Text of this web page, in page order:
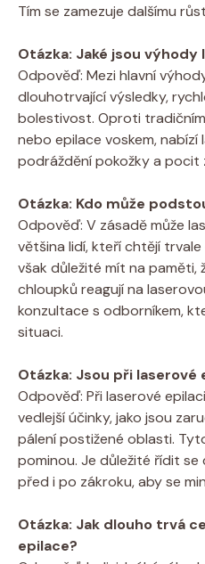
Tím se zamezuje dalšímu
Otázka: Jaké jsou výhody
Odpověď: Mezi hlavní
dlouhotrvající výsledky,
bolestivost. Oproti
nebo epilace voskem, nabízí
podráždění pokožky a pocit
Otázka: Kdo může
Odpověď: V zásadě může
většina lidí, kteří chtějí
však důležité mít na
chloupků reagují na
konzultace s odborníkem,
situaci.
Otázka: Jsou při laserové
Odpověď: Při laserové
vedlejší účinky, jako jsou
pálení postižené oblasti.
pominou. Je důležité řídit
před i po zákroku, aby se
Otázka: Jak dlouho trvá
epilace?